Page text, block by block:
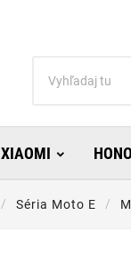
XIAOMI
Séria Moto E